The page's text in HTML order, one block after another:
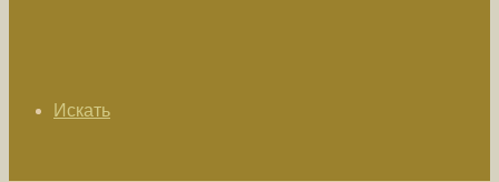
Искать